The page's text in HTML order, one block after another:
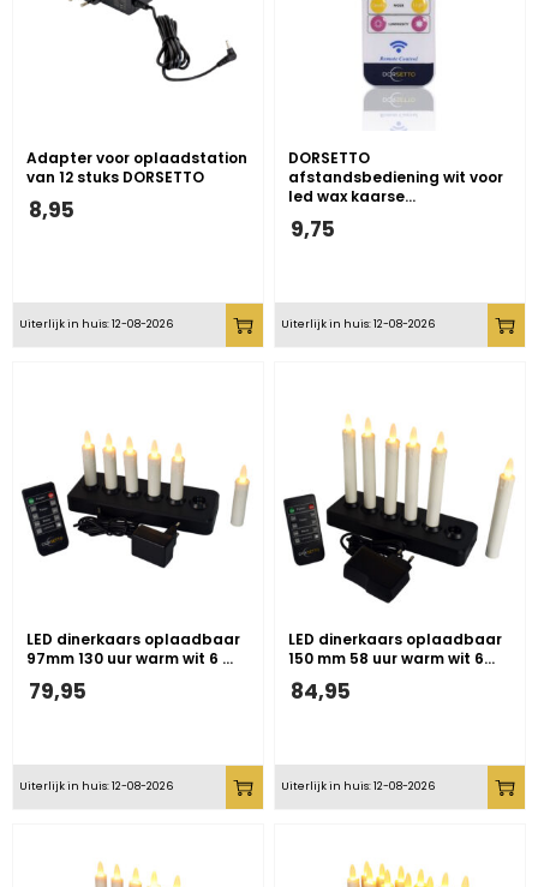
Adapter voor oplaadstation
van 12 stuks DORSETTO
8,95
Uiterlijk in huis: 12-08-2026
DORSETTO
afstandsbediening wit voor
led wax kaarse…
9,75
Uiterlijk in huis: 12-08-2026
LED dinerkaars oplaadbaar
97mm 130 uur warm wit 6 …
79,95
Uiterlijk in huis: 12-08-2026
LED dinerkaars oplaadbaar
150 mm 58 uur warm wit 6…
84,95
Uiterlijk in huis: 12-08-2026